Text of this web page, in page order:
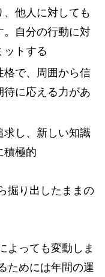
他人に対しても
。自分の行動に対
ットする
格で、周囲から信
に応える力があ
求し、新しい知識
積極的
掘り出したままの
よっても変動しま
ためには年間の運